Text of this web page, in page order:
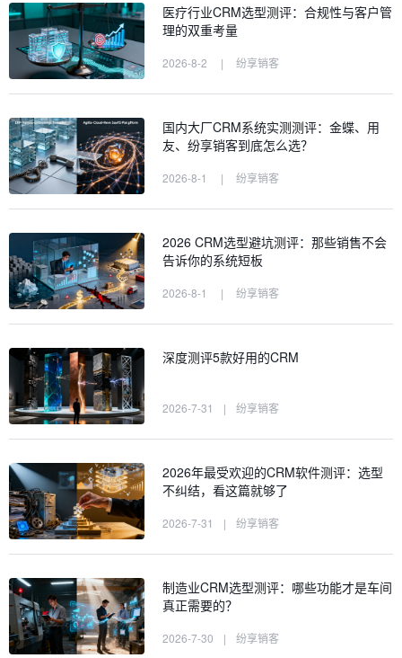
医疗行业CRM选型测评：合规性与客户管
理的双重考量
2026-8-2 | 纷享销客
国内大厂CRM系统实测测评：金蝶、用
友、纷享销客到底怎么选？
2026-8-1 | 纷享销客
2026 CRM选型避坑测评：那些销售不会
告诉你的系统短板
2026-8-1 | 纷享销客
深度测评5款好用的CRM
2026-7-31 | 纷享销客
2026年最受欢迎的CRM软件测评：选型
不纠结，看这篇就够了
2026-7-31 | 纷享销客
制造业CRM选型测评：哪些功能才是车间
真正需要的？
2026-7-30 | 纷享销客